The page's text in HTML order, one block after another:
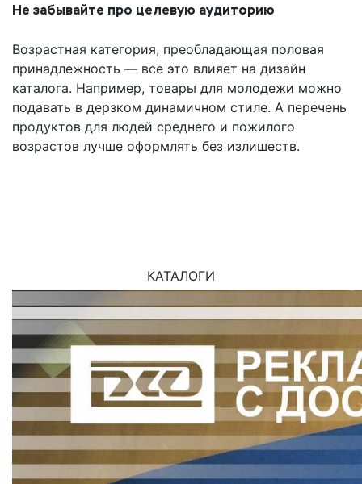
Не забывайте про целевую аудиторию
Возрастная категория, преобладающая половая
принадлежность — все это влияет на дизайн
каталога. Например, товары для молодежи можно
подавать в дерзком динамичном стиле. А перечень
продуктов для людей среднего и пожилого
возрастов лучше оформлять без излишеств.
КАТАЛОГИ